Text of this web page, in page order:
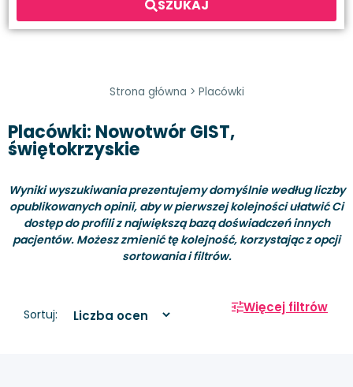
SZUKAJ
Strona główna > Placówki
Placówki: Nowotwór GIST,
świętokrzyskie
Wyniki wyszukiwania prezentujemy domyślnie według liczby
opublikowanych opinii, aby w pierwszej kolejności ułatwić Ci
dostęp do profili z największą bazą doświadczeń innych
pacjentów. Możesz zmienić tę kolejność, korzystając z opcji
sortowania i filtrów.
Sortuj: Więcej filtrów